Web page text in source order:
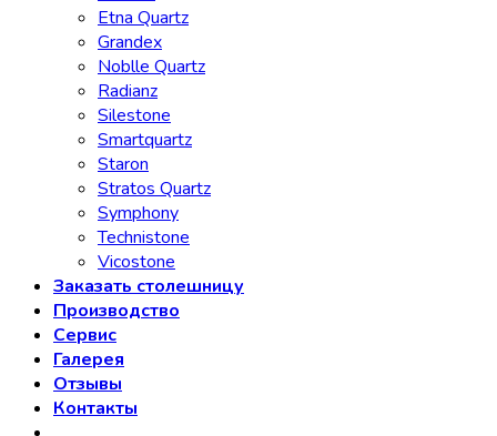
Etna Quartz
Grandex
Noblle Quartz
Radianz
Silestone
Smartquartz
Staron
Stratos Quartz
Symphony
Technistone
Vicostone
Заказать столешницу
Производство
Сервис
Галерея
Отзывы
Контакты